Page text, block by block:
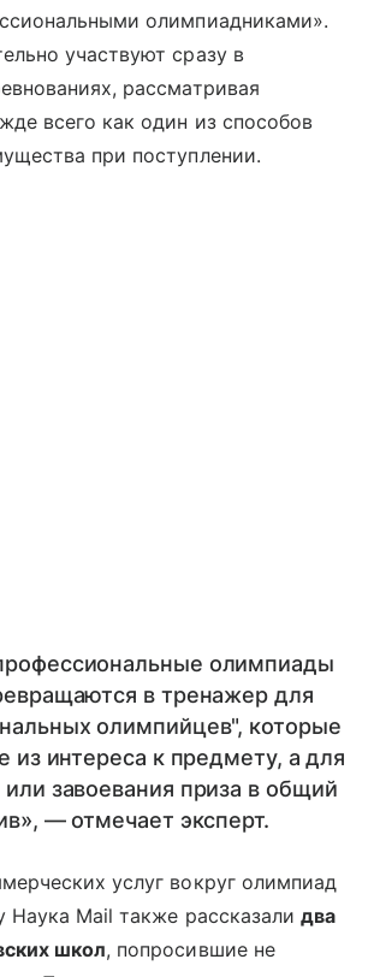
олимпиадниками».
участвуют сразу в
рассматривая
всего как один из способов
при поступлении.
олимпиады
в тренажер для
олимпийцев", которые
из интереса к предмету, а для
завоевания приза в общий
— отмечает эксперт.
услуг вокруг олимпиад
Наука Mail также рассказалидва
школ, попросившие не